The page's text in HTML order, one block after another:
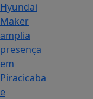
Hyundai
Maker
amplia
presença
em
Piracicaba
e